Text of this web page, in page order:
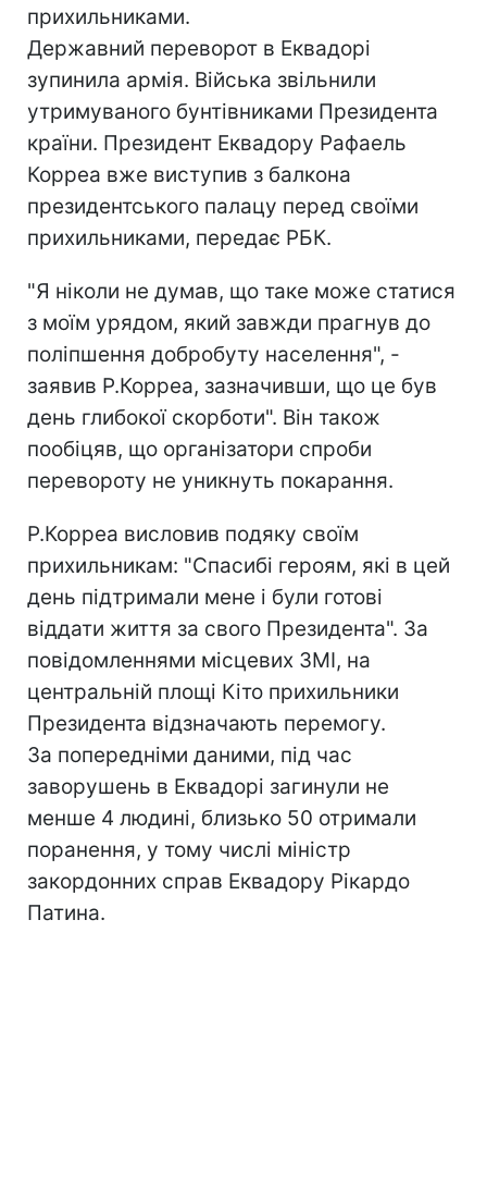
прихильниками.
Державний переворот в Еквадорі
зупинила армія. Війська звільнили
утримуваного бунтівниками Президента
країни. Президент Еквадору Рафаель
Корреа вже виступив з балкона
президентського палацу перед своїми
прихильниками, передає РБК.
"Я ніколи не думав, що таке може статися
з моїм урядом, який завжди прагнув до
поліпшення добробуту населення", -
заявив Р.Корреа, зазначивши, що це був
день глибокої скорботи". Він також
пообіцяв, що організатори спроби
перевороту не уникнуть покарання.
Р.Корреа висловив подяку своїм
прихильникам: "Спасибі героям, які в цей
день підтримали мене і були готові
віддати життя за свого Президента". За
повідомленнями місцевих ЗМІ, на
центральній площі Кіто прихильники
Президента відзначають перемогу.
За попередніми даними, під час
заворушень в Еквадорі загинули не
менше 4 людині, близько 50 отримали
поранення, у тому числі міністр
закордонних справ Еквадору Рікардо
Патина.